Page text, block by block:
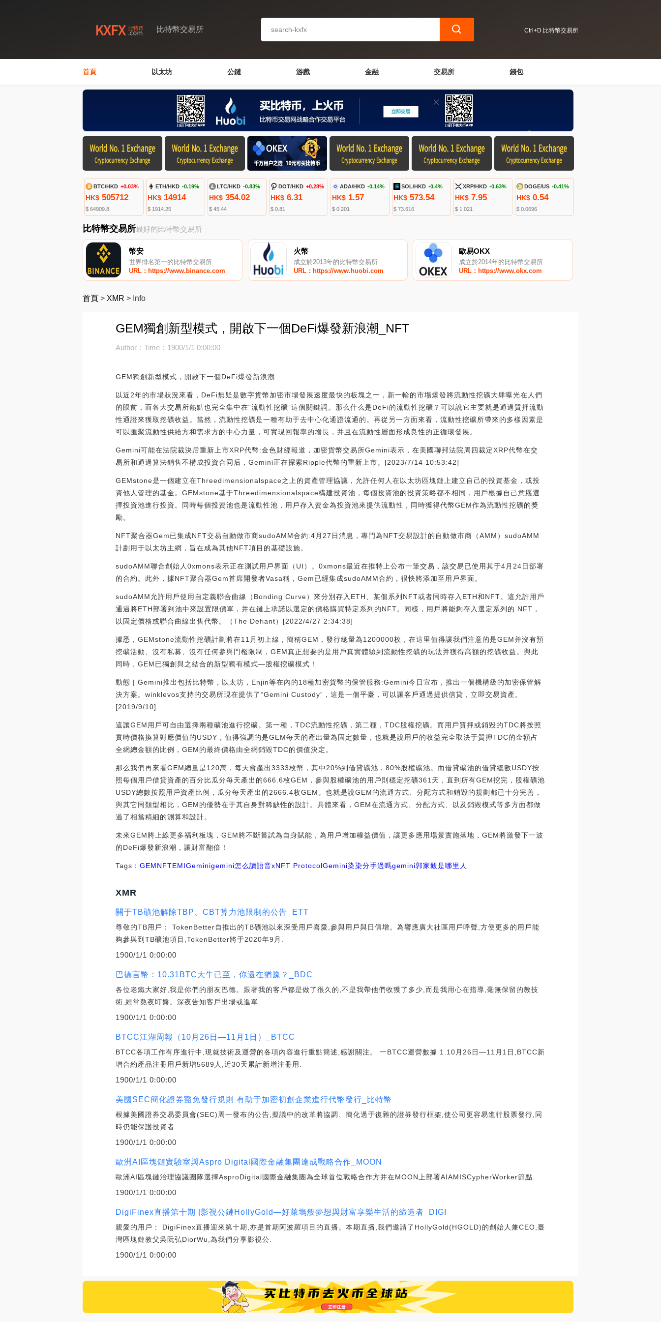
比特幣交易所 Ctrl+D 比特幣交易所
首頁 以太坊 公鏈 游戲 金融 交易所 錢包
BTC/HKD +0.03%
HK$ 505712
$ 64909.8
ETH/HKD -0.19%
HK$14914
$ 1914.25
LTC/HKD -0.83%
HK$354.02
$ 45.44
DOT/HKD +0.28%
HK$6.31
$ 0.81
ADA/HKD -0.14%
HK$1.57
$ 0.201
SOL/HKD -0.4%
HK$ 573.54
$ 73.616
XRP/HKD -0.63%
HK$ 7.95
$ 1.021
DOGE/US -0.41%
HK$ 0.54
$ 0.0696
比特幣交易所最好的比特幣交易所
幣安
世界排名第一的比特幣交易所
URL：https://www.binance.com
火幣
成立於2013年的比特幣交易所
URL：https://www.huobi.com
歐易OKX
成立於2014年的比特幣交易所
URL：https://www.okx.com
首頁 > XMR > Info
GEM獨創新型模式，開啟下一個DeFi爆發新浪潮_NFT
Author：Time：1900/1/1 0:00:00
GEM獨創新型模式，開啟下一個DeFi爆發新浪潮
以近2年的市場狀況來看，DeFi無疑是數字貨幣加密市場發展速度最快的板塊之一，新一輪的市場爆發將流動性挖礦大肆曝光在人們
的眼前，而各大交易所熱點也完全集中在“流動性挖礦”這個關鍵詞。那么什么是DeFi的流動性挖礦？可以說它主要就是通過質押流動
性通證來獲取挖礦收益。當然，流動性挖礦是一種有助于去中心化通證流通的。再從另一方面來看，流動性挖礦所帶來的多樣因素是
可以匯聚流動性供給方和需求方的中心力量，可實現回報率的增長，并且在流動性層面形成良性的正循環發展。
Gemini可能在法院裁決后重新上市XRP代幣:金色財經報道，加密貨幣交易所Gemini表示，在美國聯邦法院周四裁定XRP代幣在交
易所和通過算法銷售不構成投資合同后，Gemini正在探索Ripple代幣的重新上市。[2023/7/14 10:53:42]
GEMstone是一個建立在Threedimensionalspace之上的資產管理協議，允許任何人在以太坊區塊鏈上建立自己的投資基金，或投
資他人管理的基金。GEMstone基于Threedimensionalspace構建投資池，每個投資池的投資策略都不相同，用戶根據自己意愿選
擇投資池進行投資。同時每個投資池也是流動性池，用戶存入資金為投資池來提供流動性，同時獲得代幣GEM作為流動性挖礦的獎
勵。
NFT聚合器Gem已集成NFT交易自動做市商sudoAMM合約:4月27日消息，專門為NFT交易設計的自動做市商（AMM）sudoAMM
計劃用于以太坊主網，旨在成為其他NFT項目的基礎設施。
sudoAMM聯合創始人0xmons表示正在測試用戶界面（UI）。0xmons最近在推特上公布一筆交易，該交易已使用其于4月24日部署
的合約。此外，據NFT聚合器Gem首席開發者Vasa稱，Gem已經集成sudoAMM合約，很快將添加至用戶界面。
sudoAMM允許用戶使用自定義聯合曲線（Bonding Curve）來分別存入ETH、某個系列NFT或者同時存入ETH和NFT。這允許用戶
通過將ETH部署到池中來設置限價單，并在鏈上承諾以選定的價格購買特定系列的NFT。同樣，用戶將能夠存入選定系列的 NFT，
以固定價格或聯合曲線出售代幣。（The Defiant）[2022/4/27 2:34:38]
據悉，GEMstone流動性挖礦計劃將在11月初上線，簡稱GEM，發行總量為1200000枚，在這里值得讓我們注意的是GEM并沒有預
挖礦活動、沒有私募、沒有任何參與門檻限制，GEM真正想要的是用戶真實體驗到流動性挖礦的玩法并獲得高額的挖礦收益。與此
同時，GEM已獨創與之結合的新型獨有模式—股權挖礦模式！
動態 | Gemini推出包括比特幣，以太坊，Enjin等在內的18種加密貨幣的保管服務:Gemini今日宣布，推出一個機構級的加密保管解
決方案。winklevos支持的交易所現在提供了“Gemini Custody”，這是一個平臺，可以讓客戶通過提供信貸，立即交易資產。
[2019/9/10]
這讓GEM用戶可自由選擇兩種礦池進行挖礦。第一種，TDC流動性挖礦，第二種，TDC股權挖礦。而用戶質押或銷毀的TDC將按照
實時價格換算對應價值的USDY，值得強調的是GEM每天的產出量為固定數量，也就是說用戶的收益完全取決于質押TDC的金額占
全網總金額的比例，GEM的最終價格由全網銷毀TDC的價值決定。
那么我們再來看GEM總量是120萬，每天會產出3333枚幣，其中20%到借貸礦池，80%股權礦池。而借貸礦池的借貸總數USDY按
照每個用戶借貸資產的百分比瓜分每天產出的666.6枚GEM，參與股權礦池的用戶則穩定挖礦361天，直到所有GEM挖完，股權礦池
USDY總數按照用戶資產比例，瓜分每天產出的2666.4枚GEM。也就是說GEM的流通方式、分配方式和銷毀的規劃都已十分完善，
與其它同類型相比，GEM的優勢在于其自身對稀缺性的設計。具體來看，GEM在流通方式、分配方式、以及銷毀模式等多方面都做
過了相當精細的測算和設計。
未來GEM將上線更多福利板塊，GEM將不斷嘗試為自身賦能，為用戶增加權益價值，讓更多應用場景實施落地，GEM將激發下一波
的DeFi爆發新浪潮，讓財富翻倍！
Tags：GEMNFTEMIGeminigemini怎么讀語音xNFT ProtocolGemini染染分手過嗎gemini郭家毅是哪里人
XMR
關于TB礦池解除TBP、CBT算力池限制的公告_ETT
尊敬的TB用戶： TokenBetter自推出的TB礦池以來深受用戶喜愛,參與用戶與日俱增。為響應廣大社區用戶呼聲,方便更多的用戶能
夠參與到TB礦池項目,TokenBetter將于2020年9月.
1900/1/1 0:00:00
巴德言幣：10.31BTC大牛已至，你還在猶豫？_BDC
各位老鐵大家好,我是你們的朋友巴德。跟著我的客戶都是做了很久的,不是我帶他們收獲了多少,而是我用心在指導,毫無保留的教技
術,經常熬夜盯盤。深夜告知客戶出場或進單.
1900/1/1 0:00:00
BTCC江湖周報（10月26日—11月1日）_BTCC
BTCC各項工作有序進行中,現就技術及運營的各項內容進行重點簡述,感謝關注。 一BTCC運營數據 1.10月26日—11月1日,BTCC新
增合約產品注冊用戶新增5689人,近30天累計新增注冊用.
1900/1/1 0:00:00
美國SEC簡化證券豁免發行規則 有助于加密初創企業進行代幣發行_比特幣
根據美國證券交易委員會(SEC)周一發布的公告,擬議中的改革將協調、簡化過于復雜的證券發行框架,使公司更容易進行股票發行,同
時仍能保護投資者.
1900/1/1 0:00:00
歐洲AI區塊鏈實驗室與Aspro Digital國際金融集團達成戰略合作_MOON
歐洲AI區塊鏈治理協議團隊選擇AsproDigital國際金融集團為全球首位戰略合作方并在MOON上部署AIAMISCypherWorker節點.
1900/1/1 0:00:00
DigiFinex直播第十期 |影視公鏈HollyGold—好萊塢般夢想與財富享樂生活的締造者_DIGI
親愛的用戶： DigiFinex直播迎來第十期,亦是首期阿波羅項目的直播。本期直播,我們邀請了HollyGold(HGOLD)的創始人兼CEO,臺
灣區塊鏈教父吳阮弘DiorWu,為我們分享影視公.
1900/1/1 0:00:00